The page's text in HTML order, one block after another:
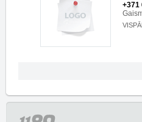
+371